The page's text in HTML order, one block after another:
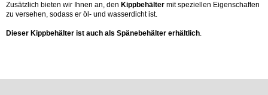
Zusätzlich bieten wir Ihnen an, den Kippbehälter mit speziellen Eigenschaften
zu versehen, sodass er öl- und wasserdicht ist.
Dieser Kippbehälter ist auch als Spänebehälter erhältlich.